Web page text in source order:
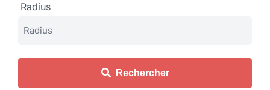
Radius
Rechercher